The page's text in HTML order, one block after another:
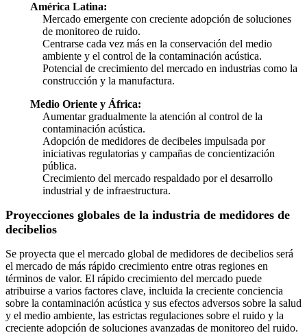
América Latina:
Mercado emergente con creciente adopción de soluciones
de monitoreo de ruido.
Centrarse cada vez más en la conservación del medio
ambiente y el control de la contaminación acústica.
Potencial de crecimiento del mercado en industrias como la
construcción y la manufactura.
Medio Oriente y África:
Aumentar gradualmente la atención al control de la
contaminación acústica.
Adopción de medidores de decibeles impulsada por
iniciativas regulatorias y campañas de concientización
pública.
Crecimiento del mercado respaldado por el desarrollo
industrial y de infraestructura.
Proyecciones globales de la industria de medidores de
decibelios
Se proyecta que el mercado global de medidores de decibelios será
el mercado de más rápido crecimiento entre otras regiones en
términos de valor. El rápido crecimiento del mercado puede
atribuirse a varios factores clave, incluida la creciente conciencia
sobre la contaminación acústica y sus efectos adversos sobre la salud
y el medio ambiente, las estrictas regulaciones sobre el ruido y la
creciente adopción de soluciones avanzadas de monitoreo del ruido.